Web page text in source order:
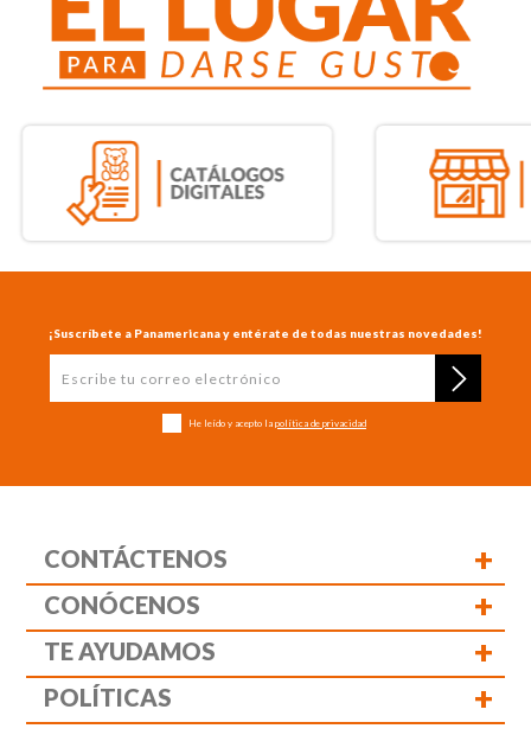
¡Suscríbete a Panamericana y entérate de todas nuestras novedades!
He leído y acepto la política de privacidad
CONTÁCTENOS +
CONÓCENOS +
TE AYUDAMOS +
POLÍTICAS +